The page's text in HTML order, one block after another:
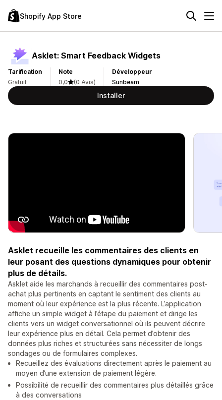
Shopify App Store
Asklet: Smart Feedback Widgets
Tarification
Gratuit
Note
0,0
(0 Avis)
Développeur
Sunbeam
Installer
Asklet recueille les commentaires des clients en
leur posant des questions dynamiques pour obtenir
plus de détails.
Asklet aide les marchands à recueillir des commentaires post-
achat plus pertinents en captant le sentiment des clients au
moment où leur expérience est la plus récente. L’application
affiche un simple widget à l’étape du paiement et dirige les
clients vers un widget conversationnel où ils peuvent décrire
leur expérience plus en détail. Cela permet d’obtenir des
données plus riches et structurées sans nécessiter de longs
sondages ou de formulaires complexes.
Recueillez des évaluations directement après le paiement au
moyen d’une extension de paiement légère.
Possibilité de recueillir des commentaires plus détaillés grâce
à des conversations